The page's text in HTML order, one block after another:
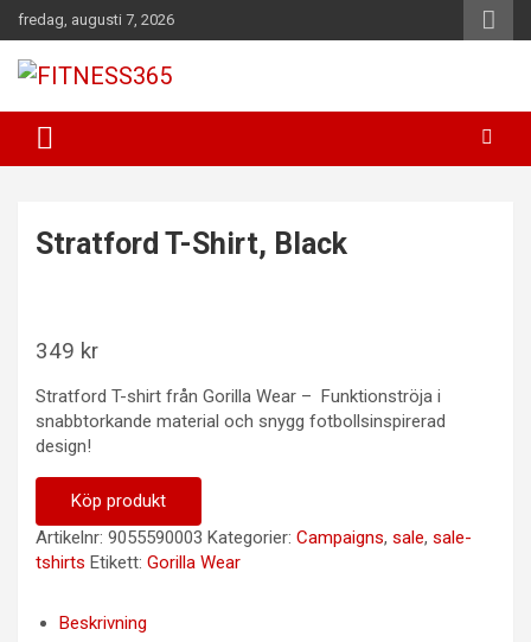
Hoppa
till
innehåll
fredag, augusti 7, 2026
FITNESS365
Stratford T-Shirt, Black
349 kr
Stratford T-shirt från Gorilla Wear – Funktionströja i
snabbtorkande material och snygg fotbollsinspirerad
design!
Köp produkt
Artikelnr: 9055590003 Kategorier: Campaigns, sale, sale-
tshirts Etikett: Gorilla Wear
Beskrivning